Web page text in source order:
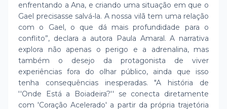
enfrentando a Ana, e criando uma situação em que o
Gael precisasse salvá-la. A nossa vilã tem uma relação
com o Gael, o que dá mais profundidade para o
conflito”, declara a autora Paula Amaral. A narrativa
explora não apenas o perigo e a adrenalina, mas
também o desejo da protagonista de viver
experiências fora do olhar público, ainda que isso
tenha consequências inesperadas. "A história de
''Onde Está a Boiadeira?'' se conecta diretamente
com 'Coração Acelerado' a partir da própria trajetória